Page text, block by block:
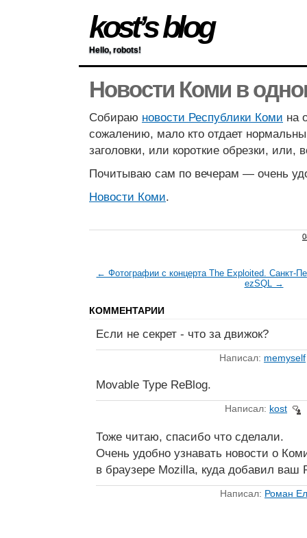
kost’s blog
Hello, robots!
Новости Коми в
Собираю новости Республики Коми на
сожалению, мало кто отдает
заголовки, или короткие обрезки, или,
Почитываю сам по вечерам — очень
Новости Коми.
← Фотографии с концерта The Exploited. Санкт-
ezSQL →
КОММЕНТАРИИ
Если не секрет - что за движок?
Написал: memyself
Movable Type ReBlog.
Написал: kost
Тоже читаю, спасибо что сделали.
Очень удобно узнавать новости о
в браузере Mozilla, куда добавил ваш
Написал: Роман